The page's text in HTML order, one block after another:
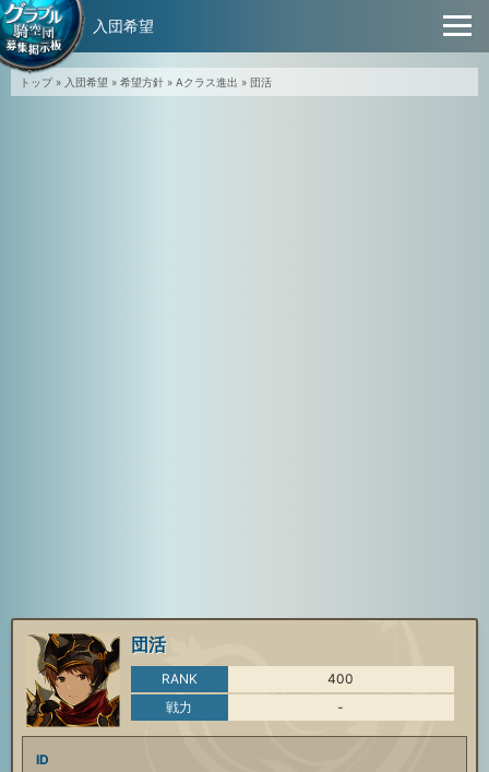
トップ» 入団希望 » 希望方針 » Aクラス進出 » 団活
団活
RANK
400
戦力
-
ID
入団希望